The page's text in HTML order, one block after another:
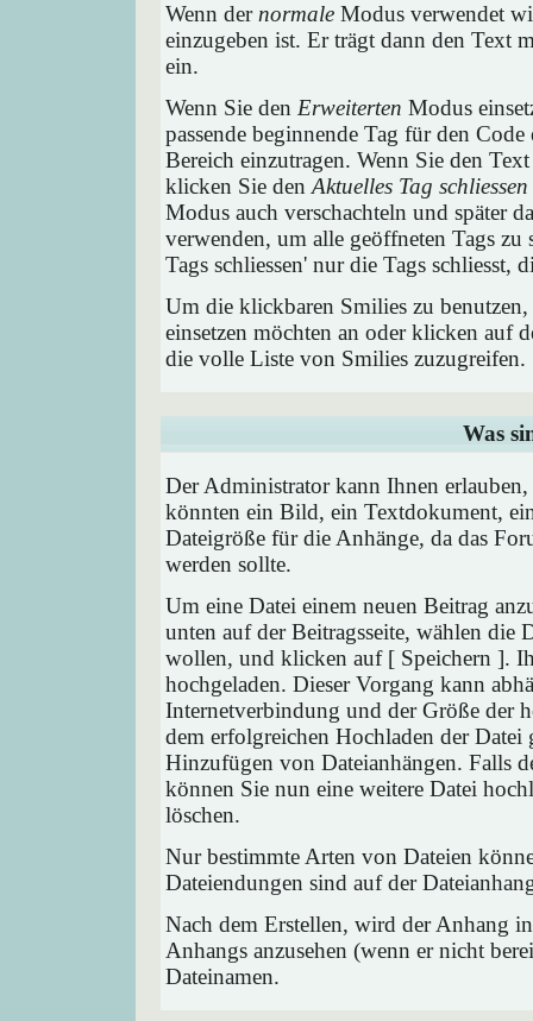
Wenn der normale Modus verwendet
einzugeben ist. Er trägt dann den Text
ein.
Wenn Sie den Erweiterten Modus
passende beginnende Tag für den
Bereich einzutragen. Wenn Sie den
klicken Sie den Aktuelles Tag schliessen
Modus auch verschachteln und später
verwenden, um alle geöffneten Tags
Tags schliessen' nur die Tags
Um die klickbaren Smilies zu
einsetzen möchten an oder klicken auf
die volle Liste von Smilies zuzugreifen.
Was
Der Administrator kann Ihnen
könnten ein Bild, ein Textdokument,
Dateigröße für die Anhänge, da das
werden sollte.
Um eine Datei einem neuen Beitrag
unten auf der Beitragsseite, wählen
wollen, und klicken auf [ Speichern ].
hochgeladen. Dieser Vorgang kann
Internetverbindung und der Größe der
dem erfolgreichen Hochladen der
Hinzufügen von Dateianhängen. Falls
können Sie nun eine weitere Datei
löschen.
Nur bestimmte Arten von Dateien
Dateiendungen sind auf der
Nach dem Erstellen, wird der Anhang
Anhangs anzusehen (wenn er nicht
Dateinamen.